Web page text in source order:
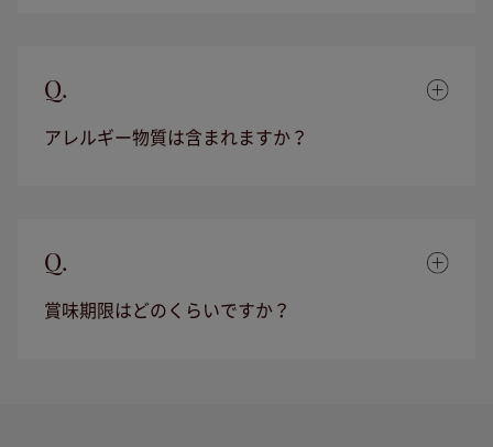
Q.
アレルギー物質は含まれますか？
Q.
賞味期限はどのくらいですか？